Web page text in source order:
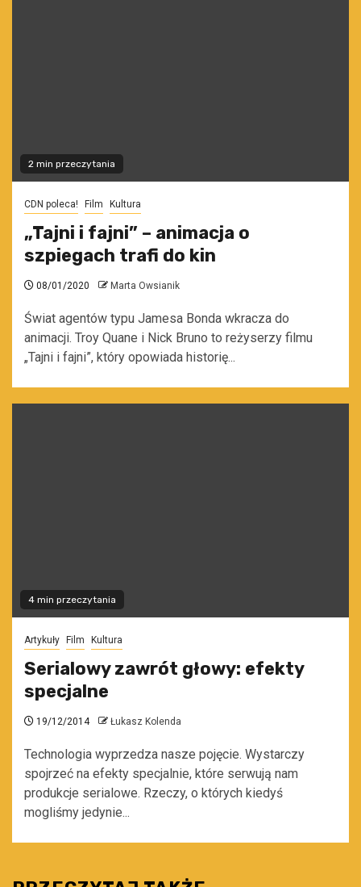
2 min przeczytania
CDN poleca! Film Kultura
„Tajni i fajni” – animacja o
szpiegach trafi do kin
08/01/2020 Marta Owsianik
Świat agentów typu Jamesa Bonda wkracza do
animacji. Troy Quane i Nick Bruno to reżyserzy filmu
„Tajni i fajni”, który opowiada historię...
4 min przeczytania
Artykuły Film Kultura
Serialowy zawrót głowy: efekty
specjalne
19/12/2014 Łukasz Kolenda
Technologia wyprzedza nasze pojęcie. Wystarczy
spojrzeć na efekty specjalnie, które serwują nam
produkcje serialowe. Rzeczy, o których kiedyś
mogliśmy jedynie...